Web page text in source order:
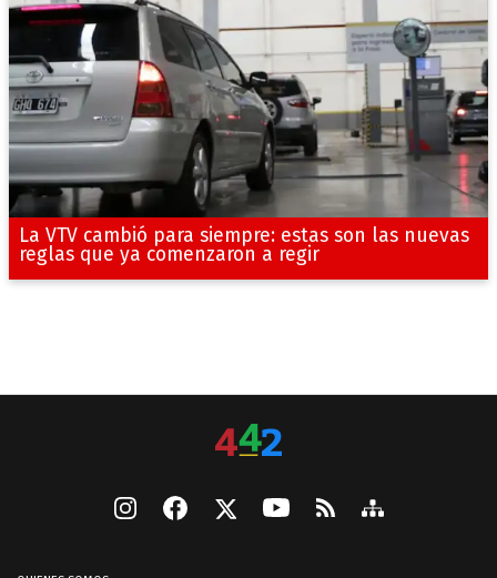
La VTV cambió para siempre: estas son las nuevas
reglas que ya comenzaron a regir